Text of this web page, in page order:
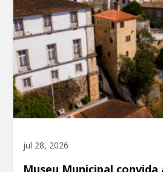
jul 28, 2026
Museu Municipal